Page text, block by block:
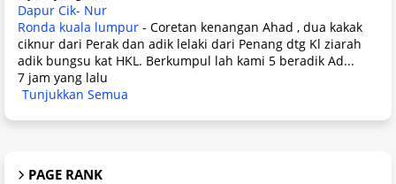
Dapur Cik- Nur
Ronda kuala lumpur - Coretan kenangan Ahad , dua kakak
ciknur dari Perak dan adik lelaki dari Penang dtg Kl ziarah
adik bungsu kat HKL. Berkumpul lah kami 5 beradik Ad...
7 jam yang lalu
Tunjukkan Semua
PAGE RANK